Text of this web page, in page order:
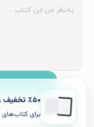
نظری
٪۵۰ تخفیف ویژۀ اولین خرید
برای کتاب‌های